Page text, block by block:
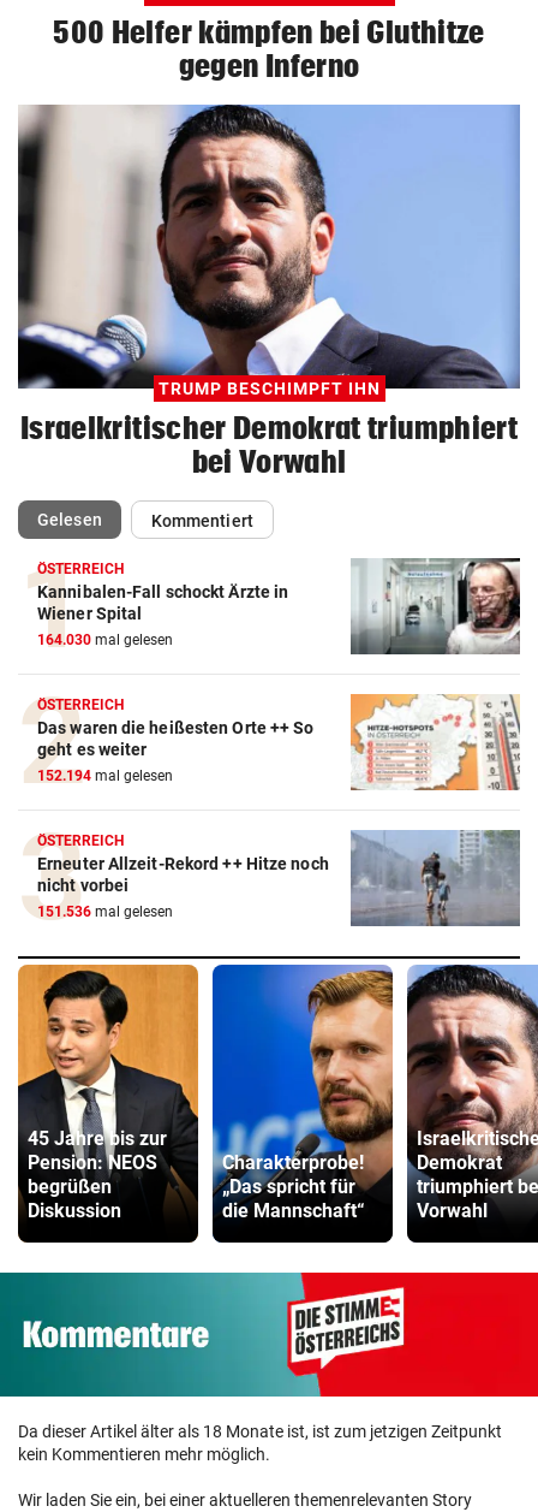
500 Helfer kämpfen bei Gluthitze
gegen Inferno
TRUMP BESCHIMPFT IHN
Israelkritischer Demokrat triumphiert
bei Vorwahl
Gelesen(ausgewählt)Kommentiert
ÖSTERREICH
Kannibalen-Fall schockt Ärzte in
Wiener Spital
164.030 mal gelesen
ÖSTERREICH
Das waren die heißesten Orte ++ So
geht es weiter
152.194 mal gelesen
ÖSTERREICH
Erneuter Allzeit-Rekord ++ Hitze noch
nicht vorbei
151.536 mal gelesen
45 Jahre bis zur
Pension: NEOS
begrüßen
Diskussion
Charakterprobe!
„Das spricht für
die Mannschaft“
Demokrat
triumphiert
Vorwahl
Da dieser Artikel älter als 18 Monate ist, ist zum jetzigen Zeitpunkt
kein Kommentieren mehr möglich.
Wir laden Sie ein, bei einer aktuelleren themenrelevanten Story